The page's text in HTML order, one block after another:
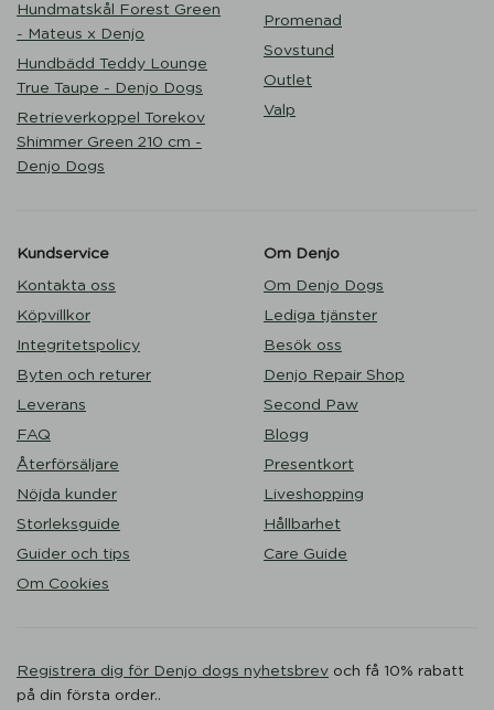
Hundmatskål Forest Green
- Mateus x Denjo
Hundbädd Teddy Lounge
True Taupe - Denjo Dogs
Retrieverkoppel Torekov
Shimmer Green 210 cm -
Denjo Dogs
Promenad
Sovstund
Outlet
Valp
Kundservice
Kontakta oss
Köpvillkor
Integritetspolicy
Byten och returer
Leverans
FAQ
Återförsäljare
Nöjda kunder
Storleksguide
Guider och tips
Om Cookies
Om Denjo
Om Denjo Dogs
Lediga tjänster
Besök oss
Denjo Repair Shop
Second Paw
Blogg
Presentkort
Liveshopping
Hållbarhet
Care Guide
Registrera dig för Denjo dogs nyhetsbrev och få 10% rabatt
på din första order..